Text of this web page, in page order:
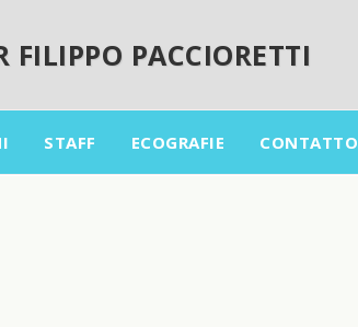
FILIPPO PACCIORETTI
STAFF ECOGRAFIE CONTATTO